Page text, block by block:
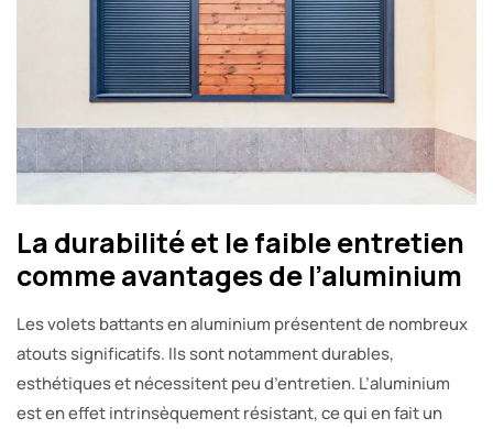
La durabilité et le faible entretien
comme avantages de l’aluminium
Les volets battants en aluminium présentent de nombreux
atouts significatifs. Ils sont notamment durables,
esthétiques et nécessitent peu d’entretien. L’aluminium
est en effet intrinsèquement résistant, ce qui en fait un